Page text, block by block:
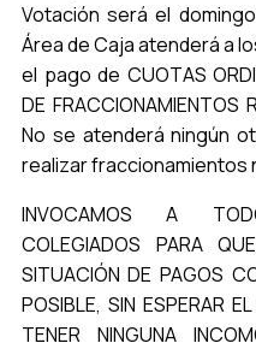
Votación será el
Área de Caja atenderá a
el pago de CUOTAS
DE
No se atenderá ningún
realizar fraccionamientos
INVOCAMOS A
COLEGIADOS PARA
SITUACIÓN DE PAGOS
POSIBLE, SIN ESPERAR
TENER NINGUNA